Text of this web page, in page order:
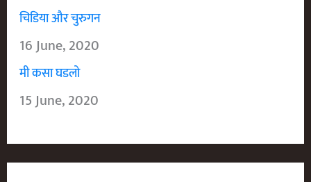
चिडिया और चुरुगन
16 June, 2020
मी कसा घडलो
15 June, 2020